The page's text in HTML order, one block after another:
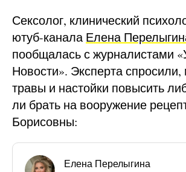
Сексолог, клинический
ютуб-каналаЕлена
пообщалась с журналистами
Новости». Эксперта спросили,
травы и настойки повысить
ли брать на вооружение
Борисовны:
Елена Перелыгина